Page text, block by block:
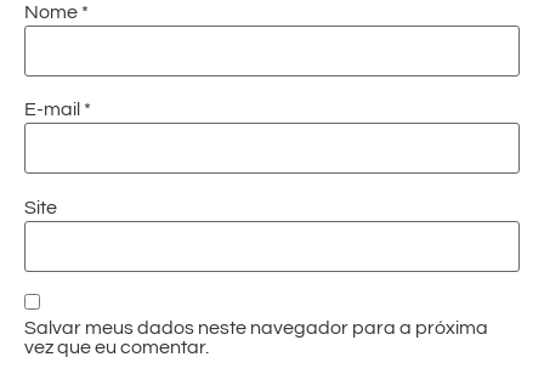
Nome *
E-mail *
Site
Salvar meus dados neste navegador para a próxima
vez que eu comentar.